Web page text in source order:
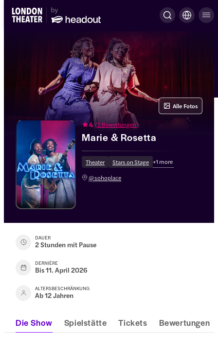
4 (2 Bewertungen)
Marie & Rosetta
Theater Stars on Stage +1 more
@sohoplace
Alle Fotos
DAUER
2 Stunden mit Pause
DERNIÈRE
Bis 11. April 2026
ALTERSBESCHRÄNKUNG
Ab 12 Jahren
Die Show Spielstätte Tickets Bewertungen